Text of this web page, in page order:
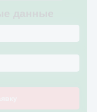
данные